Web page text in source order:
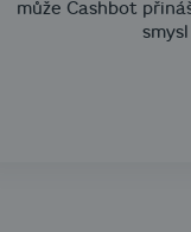
může Cashbot